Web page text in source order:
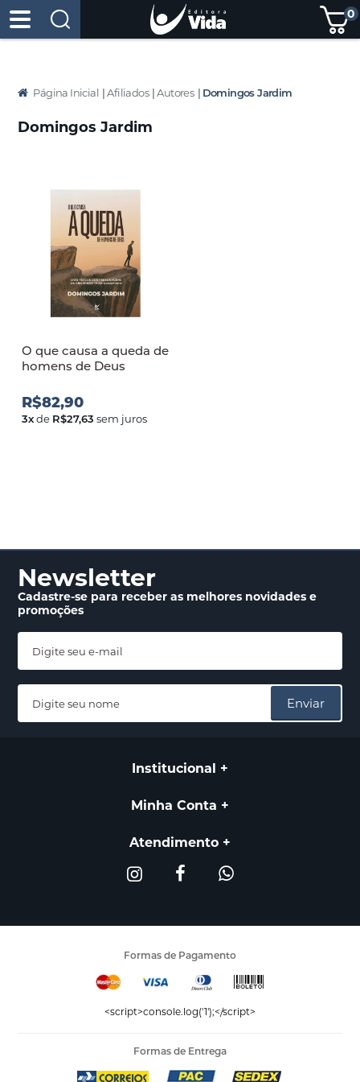
0
Página Inicial | Afiliados | Autores | Domingos Jardim
Domingos Jardim
O que causa a queda de
homens de Deus
R$82,90
3xde R$27,63 sem juros
Newsletter
Cadastre-se para receberas melhores novidadese
promoções
Enviar
Institucional
Minha Conta
Atendimento
Formas de Pagamento
<script>console.log('1');</script>
Formas de Entrega